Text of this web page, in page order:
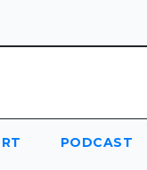
PODCAST